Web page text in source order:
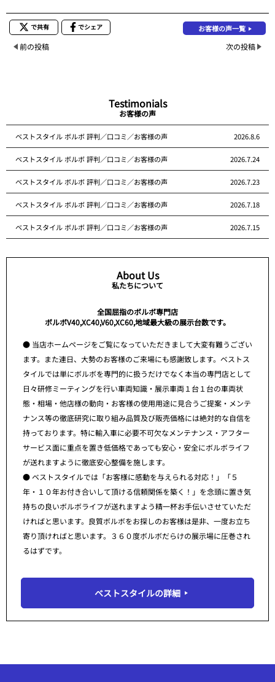
で共有 でシェア お客様の声一覧
前の投稿 次の投稿
Testimonials
お客様の声
ベストスタイル ボルボ 評判／口コミ／お客様の声 2026.8.6
ベストスタイル ボルボ 評判／口コミ／お客様の声 2026.7.24
ベストスタイル ボルボ 評判／口コミ／お客様の声 2026.7.23
ベストスタイル ボルボ 評判／口コミ／お客様の声 2026.7.18
ベストスタイル ボルボ 評判／口コミ／お客様の声 2026.7.15
About Us
私たちについて
全国屈指のボルボ専門店
ボルボV40,XC40,V60,XC60,地域最大級の展示台数です。
● 当店ホームページをご覧になっていただきまして大変有難うござい
ます。また連日、大勢のお客様のご来場にも感謝致します。ベストス
タイルでは単にボルボを専門的に扱うだけでなく本当の専門店として
日々研修ミーティングを行い車両知識・展示車両１台１台の車両状
態・相場・他店様の動向・お客様の使用用途に見合うご提案・メンテ
ナンス等の徹底研究に取り組み品質及び販売価格には絶対的な自信を
持っております。特に輸入車に必要不可欠なメンテナンス・アフター
サービス面に重点を置き低価格であっても安心・安全にボルボライフ
が送れますように徹底安心整備を施します。
● ベストスタイルでは「お客様に感動を与えられる対応！」「５
年・１０年お付き合いして頂ける信頼関係を築く！」を念頭に置き気
持ちの良いボルボライフが送れますよう精一杯お手伝いさせていただ
ければと思います。良質ボルボをお探しのお客様は是非、一度お立ち
寄り頂ければと思います。３６０度ボルボだらけの展示場に圧巻され
るはずです。
ベストスタイルの詳細